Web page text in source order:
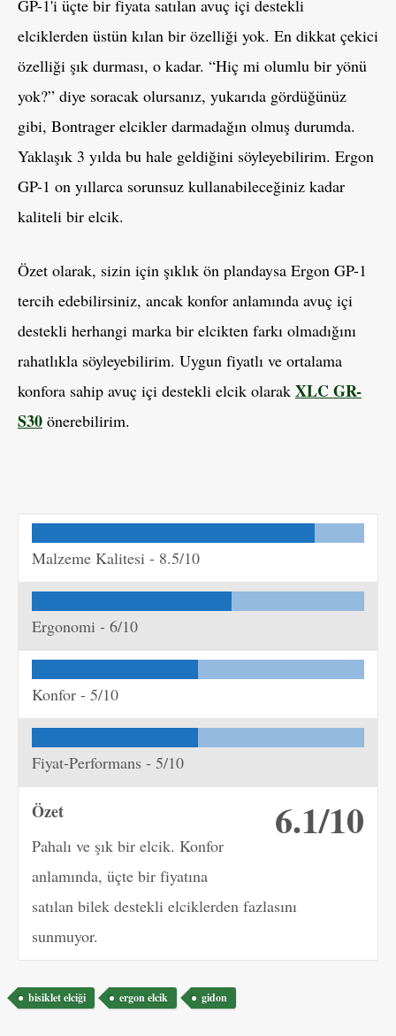
GP-1'i üçte bir fiyata satılan avuç içi destekli
elciklerden üstün kılan bir özelliği yok. En dikkat çekici
özelliği şık durması, o kadar. “Hiç mi olumlu bir yönü
yok?” diye soracak olursanız, yukarıda gördüğünüz
gibi, Bontrager elcikler darmadağın olmuş durumda.
Yaklaşık 3 yılda bu hale geldiğini söyleyebilirim. Ergon
GP-1 on yıllarca sorunsuz kullanabileceğiniz kadar
kaliteli bir elcik.
Özet olarak, sizin için şıklık ön plandaysa Ergon GP-1
tercih edebilirsiniz, ancak konfor anlamında avuç içi
destekli herhangi marka bir elcikten farkı olmadığını
rahatlıkla söyleyebilirim. Uygun fiyatlı ve ortalama
konfora sahip avuç içi destekli elcik olarak XLC GR-
S30 önerebilirim.
Malzeme Kalitesi - 8.5/10
Ergonomi - 6/10
Konfor - 5/10
Fiyat-Performans - 5/10
6.1/10
Özet
Pahalı ve şık bir elcik. Konfor
anlamında, üçte bir fiyatına
satılan bilek destekli elciklerden fazlasını
sunmuyor.
Etiketler
bisiklet elciği ergon elcik gidon